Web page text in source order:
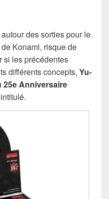
des sorties pour le
Konami, risque de
si les précédentes
différents concepts, Yu-
25e Anniversaire